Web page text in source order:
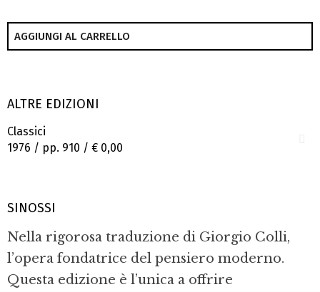
AGGIUNGI AL CARRELLO
ALTRE EDIZIONI
Classici
1976 / pp. 910 / € 0,00
SINOSSI
Nella rigorosa traduzione di Giorgio Colli,
l’opera fondatrice del pensiero moderno.
Questa edizione è l’unica a offrire